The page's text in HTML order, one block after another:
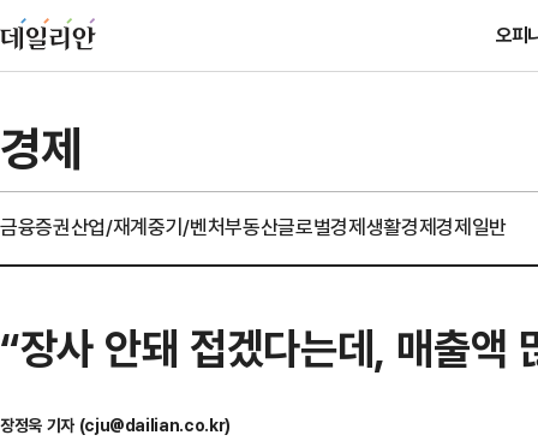
오피
경제
금융증권산업/재계중기/벤처부동산글로벌경제생활경제경제일반
“장사 안돼 접겠다는데, 매출
장정욱 기자 (cju@dailian.co.kr)